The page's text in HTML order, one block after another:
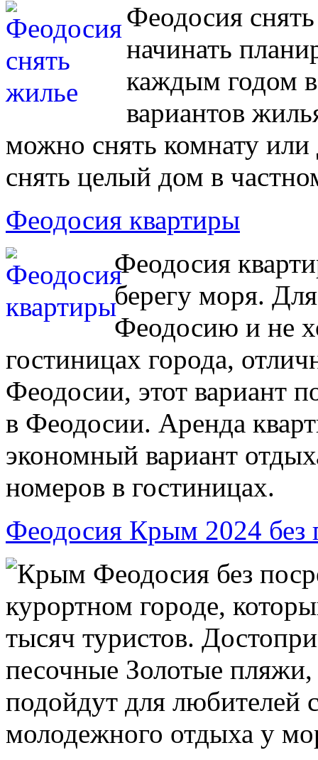
Феодосия
начинать
каждым годом
вариантов
можно снять комнату
снять целый дом в
Феодосия квартиры
Феодосия
берегу моря.
Феодосию и не
гостиницах города,
Феодосии, этот вариант
в Феодосии. Аренда
экономный вариант
номеров в гостиницах.
Феодосия Крым 2024 без
Крым Феодосия без
курортном городе,
тысяч туристов.
песочные Золотые
подойдут для любителей
молодежного отдыха у